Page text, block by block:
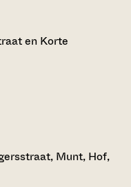
en Korte
Munt, Hof,